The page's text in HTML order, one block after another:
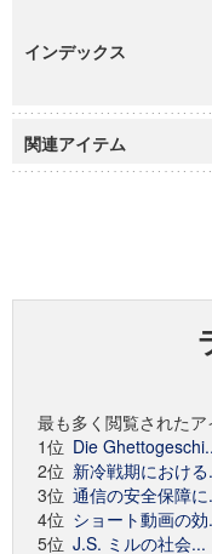
インデックス
関連アイテム
最も多く閲覧されたア
1位 Die
2位 新冷戦期における
3位 通信の安全保障に
4位 ショート動画の効
5位 J.S. ミルの社会...